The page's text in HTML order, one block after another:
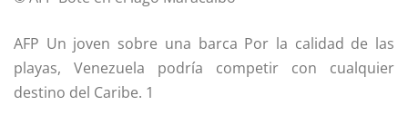
AFP Un joven sobre una barca Por la calidad de las
playas, Venezuela podría competir con cualquier
destino del Caribe. 1